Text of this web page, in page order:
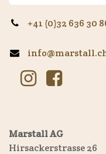
+41 (0)32 636 30
Marstall AG
Hirsackerstrasse 26